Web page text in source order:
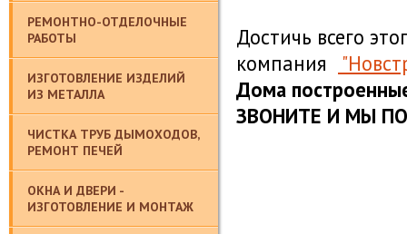
РЕМОНТНО-ОТДЕЛОЧНЫЕ
РАБОТЫ
ИЗГОТОВЛЕНИЕ ИЗДЕЛИЙ
ИЗ МЕТАЛЛА
ЧИСТКА ТРУБ ДЫМОХОДОВ,
РЕМОНТ ПЕЧЕЙ
ОКНА И ДВЕРИ -
ИЗГОТОВЛЕНИЕ И МОНТАЖ
Достичь всего
компания
"
Дома
ЗВОНИТЕ И МЫ